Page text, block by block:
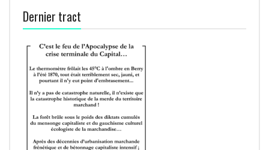
Dernier tract